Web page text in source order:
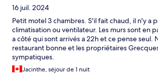
16 juil. 2024
Petit motel 3 chambres. S'il fait chaud, il n'y a
climatisation ou ventilateur. Les murs sont en
a côté qui sont arrivés a 22h et ce pense seul.
restaurant bonne et les propriétaires
sympatiques.
Jacinthe, séjour de 1 nuit